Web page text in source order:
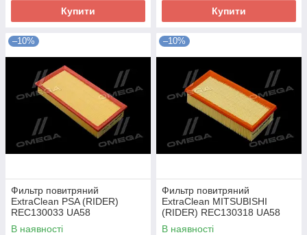
Купити Купити
–10%
Фильтр повитряний
ExtraClean PSA (RIDER)
REC130033 UA58
В наявності
–10%
Фильтр повитряний
ExtraClean MITSUBISHI
(RIDER) REC130318 UA58
В наявності